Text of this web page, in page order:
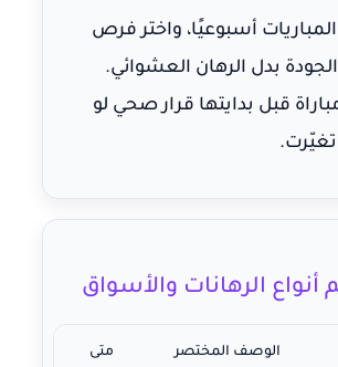
أسبوعيًا، واختر فرص
الجودة بدل الرهان العشوائي.
قبل بدايتها قرار صحي لو
أنواع الرهانات والأسواق
الوصف المختصر متى